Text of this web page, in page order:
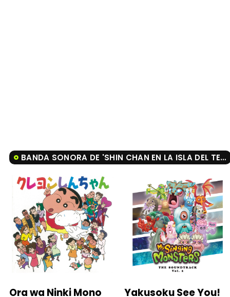
BANDA SONORA DE 'SHIN CHAN EN LA ISLA DEL TESORO'
Ora wa Ninki Mono Yakusoku See You!